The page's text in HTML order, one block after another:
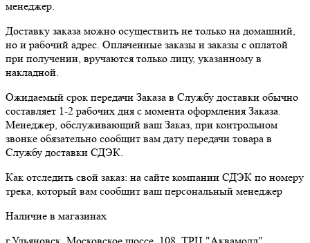
менеджер.
Доставку заказа можно осуществить не только на домашний,
но и рабочий адрес. Оплаченные заказы и заказы с оплатой
при получении, вручаются только лицу, указанному в
накладной.
Ожидаемый срок передачи Заказа в Службу доставки обычно
составляет 1-2 рабочих дня с момента оформления Заказа.
Менеджер, обслуживающий ваш Заказ, при контрольном
звонке обязательно сообщит вам дату передачи товара в
Службу доставки СДЭК.
Как отследить свой заказ: на сайте компании СДЭК по номеру
трека, который вам сообщит ваш персональный менеджер
Наличие в магазинах
г.Ульяновск, Московское шоссе, 108, ТРЦ "Аквамолл"